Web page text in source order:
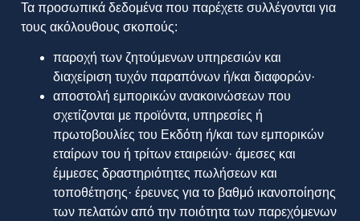
Τα προσωπικά δεδομένα που παρέχετε συλλέγονται για
τους ακόλουθους σκοπούς:
παροχή των ζητούμενων υπηρεσιών και
διαχείριση τυχόν παραπόνων ή/και διαφορών·
αποστολή εμπορικών ανακοινώσεων που
σχετίζονται με προϊόντα, υπηρεσίες ή
πρωτοβουλίες του Εκδότη ή/και των εμπορικών
εταίρων του ή τρίτων εταιρειών· άμεσες και
έμμεσες δραστηριότητες πωλήσεων και
τοποθέτησης· έρευνες για το βαθμό ικανοποίησης
των πελατών από την ποιότητα των παρεχόμενων